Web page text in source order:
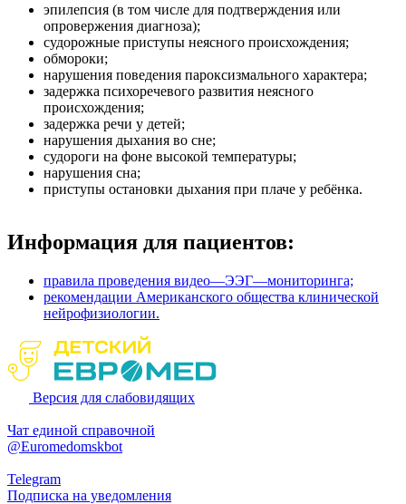
эпилепсия (в том числе для подтверждения или
опровержения диагноза);
судорожные приступы неясного происхождения;
обмороки;
нарушения поведения пароксизмального характера;
задержка психоречевого развития неясного
происхождения;
задержка речи у детей;
нарушения дыхания во сне;
судороги на фоне высокой температуры;
нарушения сна;
приступы остановки дыхания при плаче у ребёнка.
Информация для пациентов:
правила проведения видео—ЭЭГ—мониторинга;
рекомендации Американского общества клинической
нейрофизиологии.
Версия для слабовидящих
Чат единой справочной
@Euromedomskbot
Telegram
Подписка на уведомления